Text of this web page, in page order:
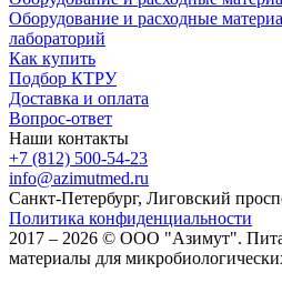
Оборудование и расходные
лабораторий
Как купить
Подбор КТРУ
Доставка и оплата
Вопрос-ответ
Наши контакты
+7 (812) 500-54-23
info@azimutmed.ru
Санкт-Петербург, Лиговский
Политика конфиденциальности
2017 – 2026 © ООО "Азимут".
материалы для